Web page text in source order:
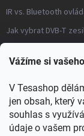
Vážíme si
V Tesashop
jen obsah, který
souhlas s
údaje o vašem
IR vs. Bluetooth
Jak vybrat DVB-T
Distribuce TV signálu
→ Všechny články a
KONTAKT